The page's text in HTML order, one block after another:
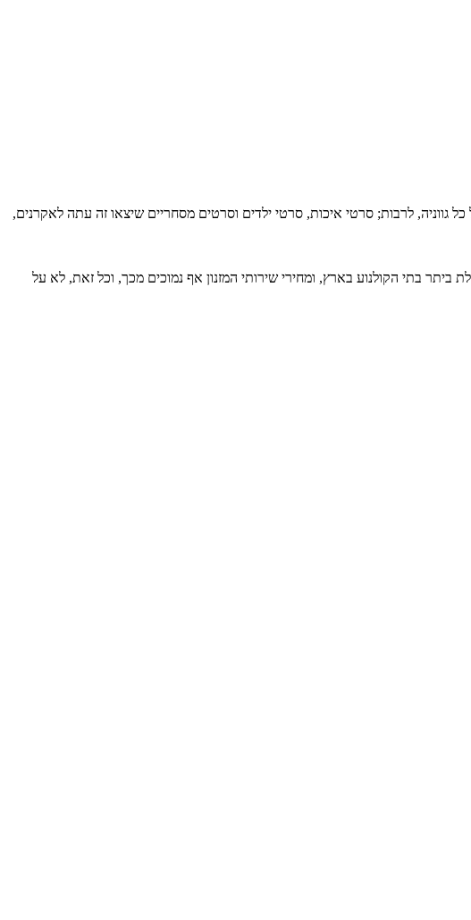
גווניה, לרבות; סרטי איכות, סרטי ילדים וסרטים מסחריים שיצאו זה עתה לאקרנים,
בתי הקולנוע בארץ, ומחירי שירותי המזנון אף נמוכים מכך, וכל זאת, לא על